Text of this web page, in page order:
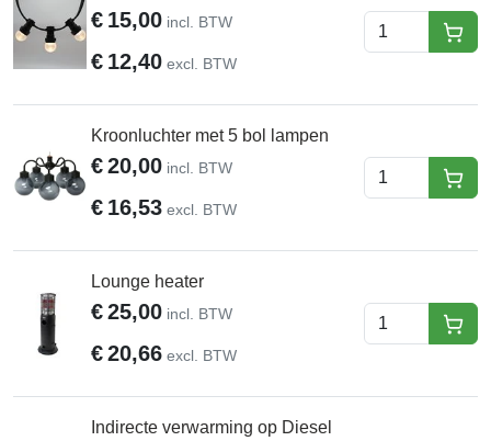
€ 15,00 incl. BTW
€ 12,40 excl. BTW
Kroonluchter met 5 bol lampen
€20,00 incl. BTW
€ 16,53 excl. BTW
Lounge heater
€25,00 incl. BTW
€20,66 excl. BTW
Indirecte verwarming op Diesel